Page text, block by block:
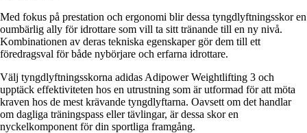
Med fokus på prestation och ergonomi blir dessa tyngdlyftningsskor en
oumbärlig ally för idrottare som vill ta sitt tränande till en ny nivå.
Kombinationen av deras tekniska egenskaper gör dem till ett
föredragsval för både nybörjare och erfarna idrottare.
Välj tyngdlyftningsskorna adidas Adipower Weightlifting 3 och
upptäck effektiviteten hos en utrustning som är utformad för att möta
kraven hos de mest krävande tyngdlyftarna. Oavsett om det handlar
om dagliga träningspass eller tävlingar, är dessa skor en
nyckelkomponent för din sportliga framgång.